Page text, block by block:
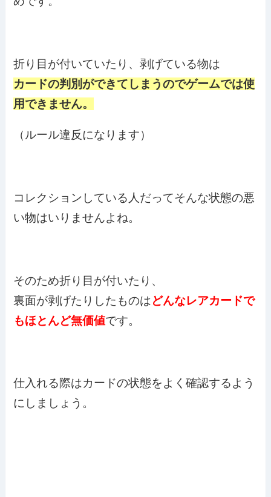
折り目が付いていたり、剥げている物は
カードの判別ができてしまうのでゲームでは使
用できません。
（ルール違反になります）
コレクションしている人だってそんな状態の悪
い物はいりませんよね。
そのため折り目が付いたり、
裏面が剥げたりしたものはどんなレアカードで
もほとんど無価値です。
仕入れる際はカードの状態をよく確認するよう
にしましょう。